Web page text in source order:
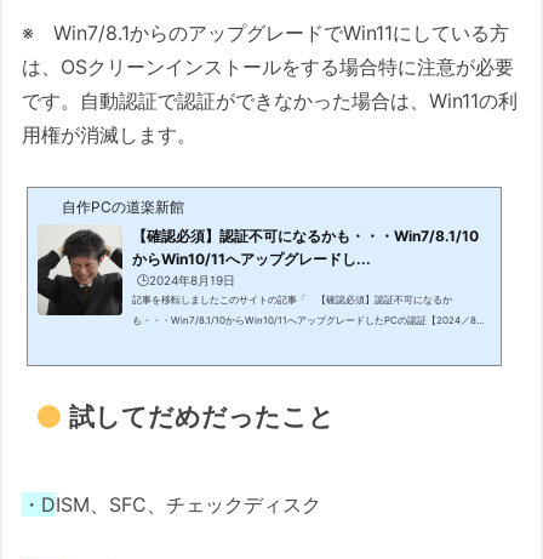
※ Win7/8.1からのアップグレードでWin11にしている方
は、OSクリーンインストールをする場合特に注意が必要
です。自動認証で認証ができなかった場合は、Win11の利
用権が消滅します。
自作PCの道楽新館
【確認必須】認証不可になるかも・・・Win7/8.1/10
からWin10/11へアップグレードし...
🕒️2024年8月19日
記事を移転しましたこのサイトの記事「 【確認必須】認証不可になるか
も・・・Win7/8.1/10からWin10/11へアップグレードしたPCの認証【2024／8／
グレードしたPCの認証【2025/3/17移転】※ 新サイトのサイドバーより、新規
記事公開のお知らせメールを登録することができます。ぜひ、登録してください
試してだめだったこと
・DISM、SFC、チェックディスク